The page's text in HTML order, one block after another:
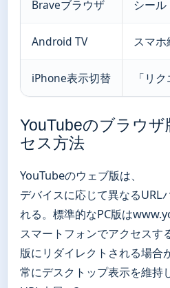
Braveブラウザ シー
Android TV スマ
iPhone表示切替 「リ
YouTubeのブラウザ
セス方法
YouTubeのウェブ版は、
デバイスに応じて異なるURL
れる。標準的なPC版は
スマートフォンでアクセスす
版にリダイレクトされる場合
常にデスクトップ表示を維持